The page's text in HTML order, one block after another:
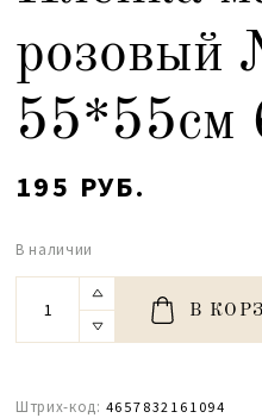
55*55см
195 РУБ.
В наличии
В
Штрих-код: 4657832161094